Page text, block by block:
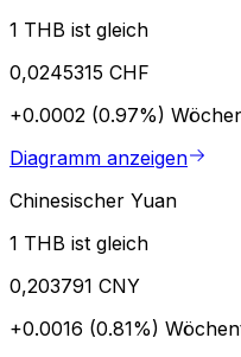
1 THB ist gleich
0,0245315 CHF
+0.0002 (0.97%)
Diagramm anzeigen
Chinesischer Yuan
1 THB ist gleich
0,203791 CNY
+0.0016 (0.81%)